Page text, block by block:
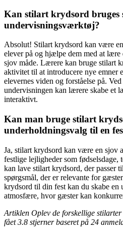
Kan stilart krydsord bruges
undervisningsværktøj?
Absolut! Stilart krydsord kan være
elever på og hjælpe dem med at lære
sjov måde. Lærere kan bruge stilart
aktivitet til at introducere nye emner
elevernes viden og forståelse på.
undervisningen kan lærere skabe et
interaktivt.
Kan man bruge stilart
underholdningsvalg til en
Ja, stilart krydsord kan være en sjov
festlige lejligheder som fødselsdage,
kan lave stilart krydsord, der passer
spørgsmål, der er relevante for
krydsord til din fest kan du skabe en
atmosfære, hvor gæster kan
Artiklen Oplev de forskellige
fået3.8 stjerner baseret på 24